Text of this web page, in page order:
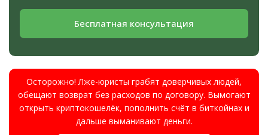
Бесплатная консультация
Осторожно! Лже-юристы грабят доверчивых людей,
обещают возврат без расходов по договору. Вымогают
открыть криптокошелёк, пополнить счёт в биткойнах и
дальше выманивают деньги.